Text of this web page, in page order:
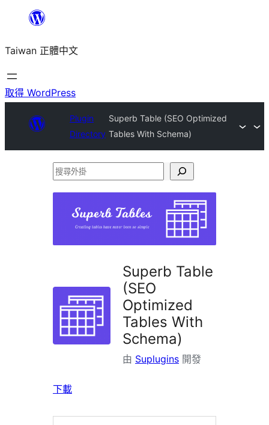
主
要
內
Taiwan 正體中文
取得 WordPress
Plugin
Directory
Superb Table (SEO Optimized
Tables With Schema)
搜
Superb Table
(SEO
Optimized
Tables With
Schema)
由 Suplugins 開發
下載